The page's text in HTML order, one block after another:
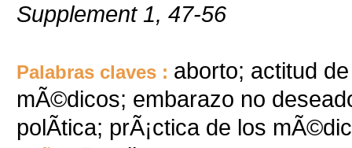
Supplement 1, 47-56
Palabras claves : aborto; actitud
mÃ©dicos; embarazo no
polÃ­tica; prÃ¡ctica de los